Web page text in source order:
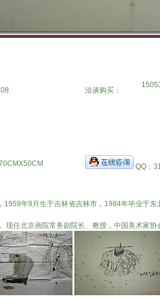
洽谈购买：
QQ：
1959年9月生于吉林省吉林市，1984年毕业于
现任北京画院常务副院长、教授，中国美术家协